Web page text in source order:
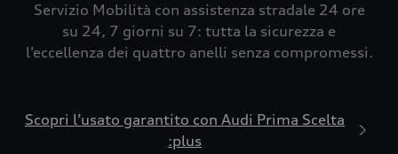
Servizio Mobilità con assistenza stradale 24 ore
su 24, 7 giorni su 7: tutta la sicurezza e
l’eccellenza dei quattro anelli senza compromessi.
Scopri l’usato garantito con Audi Prima Scelta
:plus